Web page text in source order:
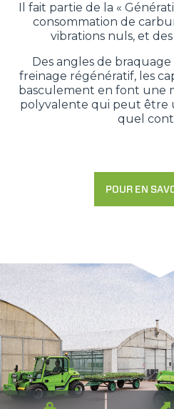
Il fait partie de la «
consommation de
vibrations nuls, et
Des angles de
freinage régénératif, les
basculement en font une
polyvalente qui peut être
quel
POUR EN